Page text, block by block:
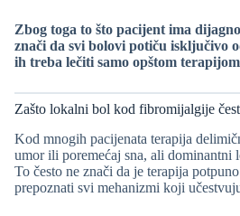
Zbog toga to što pacijent ima
znači da svi bolovi potiču isključivo
ih treba lečiti samo opštom
Zašto lokalni bol kod fibromijalgije
Kod mnogih pacijenata terapija
umor ili poremećaj sna, ali dominantni
To često ne znači da je terapija
prepoznati svi mehanizmi koji